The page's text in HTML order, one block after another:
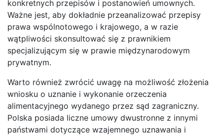
konkretnych przepisów i postanowień umownych.
Ważne jest, aby dokładnie przeanalizować przepisy
prawa wspólnotowego i krajowego, a w razie
wątpliwości skonsultować się z prawnikiem
specjalizującym się w prawie międzynarodowym
prywatnym.
Warto również zwrócić uwagę na możliwość złożenia
wniosku o uznanie i wykonanie orzeczenia
alimentacyjnego wydanego przez sąd zagraniczny.
Polska posiada liczne umowy dwustronne z innymi
państwami dotyczące wzajemnego uznawania i